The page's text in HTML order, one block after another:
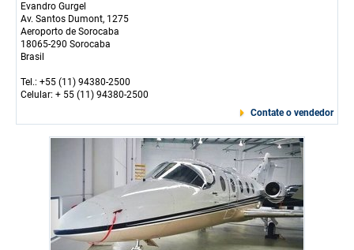
Evandro Gurgel
Av. Santos Dumont, 1275
Aeroporto de Sorocaba
18065-290 Sorocaba
Brasil
Tel.: +55 (11) 94380-2500
Celular: + 55 (11) 94380-2500
Contate o vendedor